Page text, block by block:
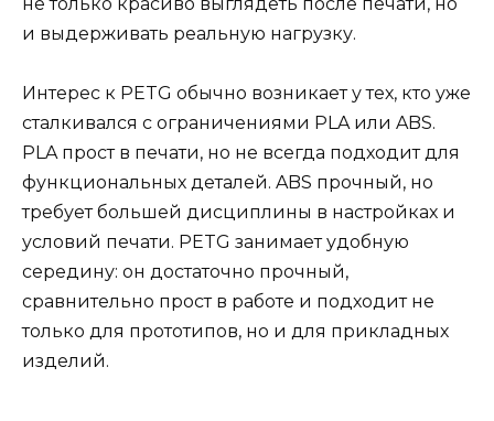
и выдерживать реальную нагрузку.
Интерес к PETG обычно возникает у тех, кто уже
сталкивался с ограничениями PLA или ABS.
PLA прост в печати, но не всегда подходит для
функциональных деталей. ABS прочный, но
требует большей дисциплины в настройках и
условий печати. PETG занимает удобную
середину: он достаточно прочный,
сравнительно прост в работе и подходит не
только для прототипов, но и для прикладных
изделий.